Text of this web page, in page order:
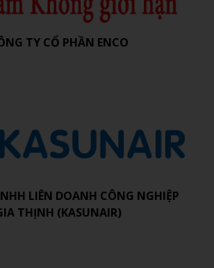
TY CỔ PHẦN ENCO
LIÊN DOANH CÔNG NGHIỆP
THỊNH (KASUNAIR)